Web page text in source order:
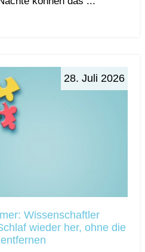
28. Juli 2026
Wissenschaftler
wieder her, ohne die